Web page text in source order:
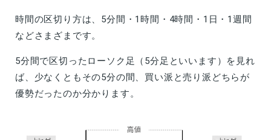
時間の区切り方は、5分間・1時間・4時間・1日・1週間
などさまざまです。
5分間で区切ったローソク足（5分足といいます）を見れ
ば、少なくともその5分の間、買い派と売り派どちらが
優勢だったのか分かります。